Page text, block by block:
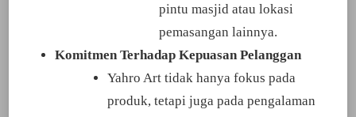
pintu masjid atau lokasi
pemasangan lainnya.
Komitmen Terhadap Kepuasan Pelanggan
Yahro Art tidak hanya fokus pada
produk, tetapi juga pada pengalaman